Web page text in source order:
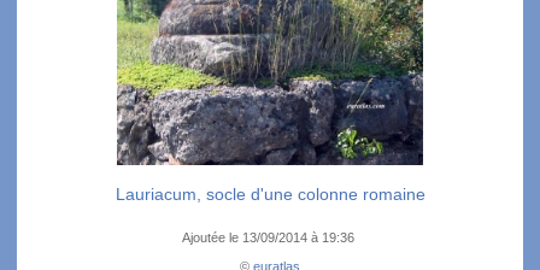
Lauriacum, socle d'une colonne romaine
Ajoutée le 13/09/2014 à 19:36
© euratlas